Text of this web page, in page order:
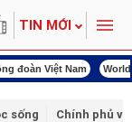
TIN MỚI
đoàn Việt Nam
sống Chính phủ